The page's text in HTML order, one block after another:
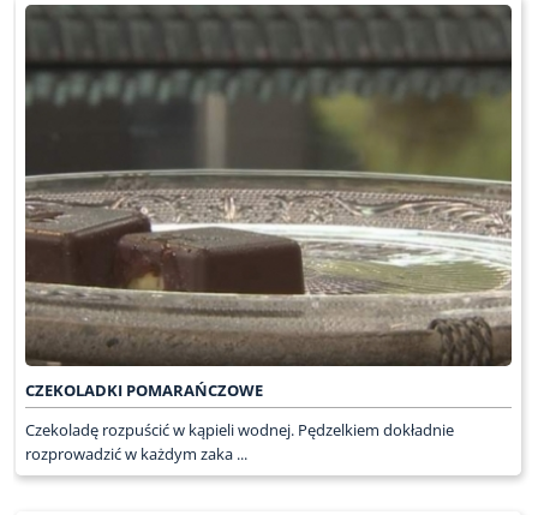
CZEKOLADKI POMARAŃCZOWE
Czekoladę rozpuścić w kąpieli wodnej. Pędzelkiem dokładnie
rozprowadzić w każdym zaka ...